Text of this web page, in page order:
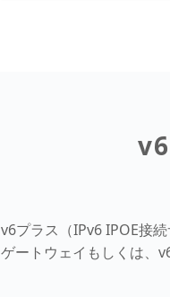
v6プラス（IPv6 IPOE接
ゲートウェイもしくは、